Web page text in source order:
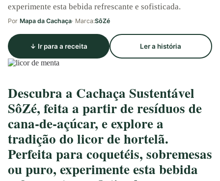
experimente esta bebida refrescante e sofisticada.
Por Mapa da Cachaça· Marca:SôZé
↓ Ir para a receita Ler a história
Descubra a Cachaça Sustentável
SôZé, feita a partir de resíduos de
cana-de-açúcar, e explore a
tradição do licor de hortelã.
Perfeita para coquetéis, sobremesas
ou puro, experimente esta bebida